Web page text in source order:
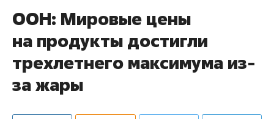
ООН: Мировые цены
на продукты достигли
трехлетнего максимума из-
за жары